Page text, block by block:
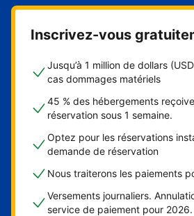
Inscrivez-vous
Jusqu’à 1 million de dollars
cas dommages matériels
45 % des hébergements
réservation sous 1 semaine.
Optez pour les réservations
demande de réservation
Nous traiterons les paiements
Versements journaliers.
service de paiement pour 2026.